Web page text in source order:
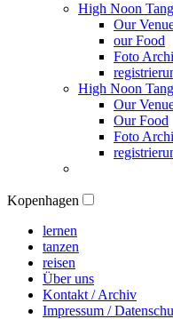
High Noon
Our
our Food
Foto
High Noon
Our
Our Food
Foto
Kopenhagen
lernen
tanzen
reisen
Über uns
Kontakt / Archiv
Impressum /